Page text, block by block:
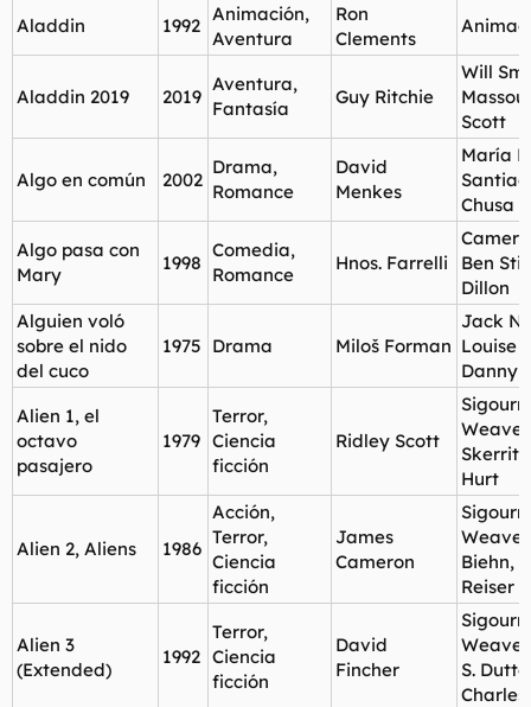
Aladdin
1992
Animación,
Aventura
Ron
Clements
Aladdin 2019 2019
Aventura,
Fantasía
Guy Ritchie
Will
Scott
Algo en común 2002
Drama,
Romance
David
Menkes
María
Chusa
Algo pasa con
Mary
1998
Comedia,
Romance
Hnos. Farrelli
Ben
Dillon
Alguien voló
sobre el nido
del cuco
1975 Drama Miloš Forman
Jack
Louise
Danny
Alien 1, el
octavo
pasajero
1979
Terror,
Ciencia
ficción
Ridley Scott
Hurt
Alien 2, Aliens 1986
Acción,
Terror,
Ciencia
ficción
James
Cameron
Biehn,
Reiser
Alien 3
(Extended)
1992
Terror,
Ciencia
ficción
David
Fincher
S.